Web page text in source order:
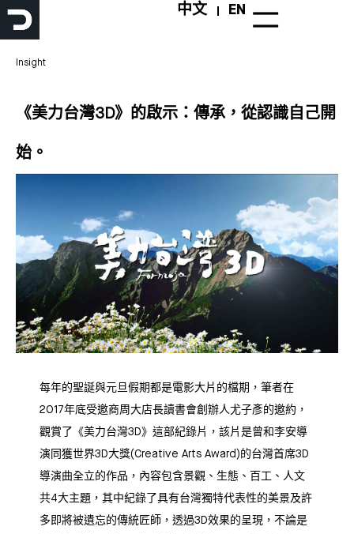
跳
中文 EN
Insight
《美力台灣3D》的啟示：傳承，從認識自己開
始。
每年的聖誕與元旦假期都是電影大片的檔期，筆者在
2017年底受邀商周大店長讀書會創辦人尤子彥的邀約，
觀賞了《美力台灣3D》這部紀錄片，該片是曾和李安導
演同獲世界3D大獎(Creative Arts Award)的台灣首席3D
導演曲全立的作品，內容包含景觀、生態、百工、人文
共4大主題，其中紀錄了具有台灣獨特代表性的美景及許
多即將被遺忘的傳統匠師，透過3D效果的呈現，不論是